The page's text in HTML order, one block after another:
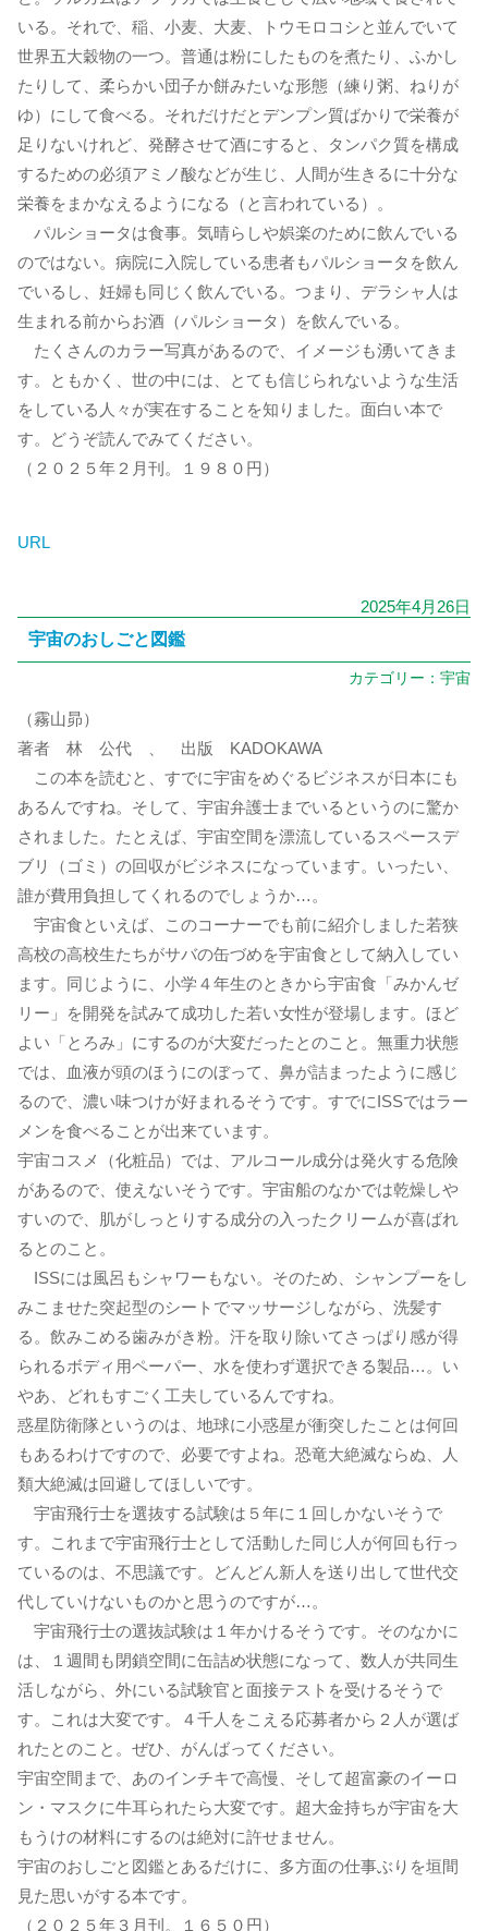
いる。それで、稲、小麦、大麦、トウモロコシと並んでいて
世界五大穀物の一つ。普通は粉にしたものを煮たり、ふかし
たりして、柔らかい団子か餅みたいな形態（練り粥、ねりが
ゆ）にして食べる。それだけだとデンプン質ばかりで栄養が
足りないけれど、発酵させて酒にすると、タンパク質を構成
するための必須アミノ酸などが生じ、人間が生きるに十分な
栄養をまかなえるようになる（と言われている）。
パルショータは食事。気晴らしや娯楽のために飲んでいる
のではない。病院に入院している患者もパルショータを飲ん
でいるし、妊婦も同じく飲んでいる。つまり、デラシャ人は
生まれる前からお酒（パルショータ）を飲んでいる。
たくさんのカラー写真があるので、イメージも湧いてきま
す。ともかく、世の中には、とても信じられないような生活
をしている人々が実在することを知りました。面白い本で
す。どうぞ読んでみてください。
（２０２５年２月刊。１９８０円）
URL
2025年4月26日
宇宙のおしごと図鑑
カテゴリー： 宇宙
（霧山昴）
著者 林 公代 、 出版 KADOKAWA
この本を読むと、すでに宇宙をめぐるビジネスが日本にも
あるんですね。そして、宇宙弁護士までいるというのに驚か
されました。たとえば、宇宙空間を漂流しているスペースデ
ブリ（ゴミ）の回収がビジネスになっています。いったい、
誰が費用負担してくれるのでしょうか…。
宇宙食といえば、このコーナーでも前に紹介しました若狭
高校の高校生たちがサバの缶づめを宇宙食として納入してい
ます。同じように、小学４年生のときから宇宙食「みかんゼ
リー」を開発を試みて成功した若い女性が登場します。ほど
よい「とろみ」にするのが大変だったとのこと。無重力状態
では、血液が頭のほうにのぼって、鼻が詰まったように感じ
るので、濃い味つけが好まれるそうです。すでにISSではラー
メンを食べることが出来ています。
宇宙コスメ（化粧品）では、アルコール成分は発火する危険
があるので、使えないそうです。宇宙船のなかでは乾燥しや
すいので、肌がしっとりする成分の入ったクリームが喜ばれ
るとのこと。
ISSには風呂もシャワーもない。そのため、シャンプーをし
みこませた突起型のシートでマッサージしながら、洗髪す
る。飲みこめる歯みがき粉。汗を取り除いてさっぱり感が得
られるボディ用ペーパー、水を使わず選択できる製品…。い
やあ、どれもすごく工夫しているんですね。
惑星防衛隊というのは、地球に小惑星が衝突したことは何回
もあるわけですので、必要ですよね。恐竜大絶滅ならぬ、人
類大絶滅は回避してほしいです。
宇宙飛行士を選抜する試験は５年に１回しかないそうで
す。これまで宇宙飛行士として活動した同じ人が何回も行っ
ているのは、不思議です。どんどん新人を送り出して世代交
代していけないものかと思うのですが…。
宇宙飛行士の選抜試験は１年かけるそうです。そのなかに
は、１週間も閉鎖空間に缶詰め状態になって、数人が共同生
活しながら、外にいる試験官と面接テストを受けるそうで
す。これは大変です。４千人をこえる応募者から２人が選ば
れたとのこと。ぜひ、がんばってください。
宇宙空間まで、あのインチキで高慢、そして超富豪のイーロ
ン・マスクに牛耳られたら大変です。超大金持ちが宇宙を大
もうけの材料にするのは絶対に許せません。
宇宙のおしごと図鑑とあるだけに、多方面の仕事ぶりを垣間
見た思いがする本です。
（２０２５年３月刊。１６５０円）